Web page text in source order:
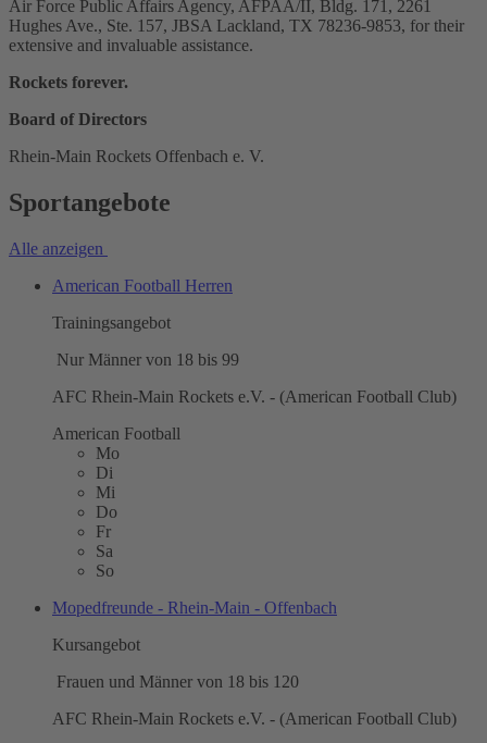
Air Force Public Affairs Agency, AFPAA/II, Bldg. 171, 2261
Hughes Ave., Ste. 157, JBSA Lackland, TX 78236-9853, for their
extensive and invaluable assistance.
Rockets forever.
Board of Directors
Rhein-Main Rockets Offenbach e. V.
Sportangebote
Alle anzeigen
American Football Herren
Trainingsangebot
Nur Männer von 18 bis 99
AFC Rhein-Main Rockets e.V. - (American Football Club)
American Football
Mo
Di
Mi
Do
Fr
Sa
So
Mopedfreunde - Rhein-Main - Offenbach
Kursangebot
Frauen und Männer von 18 bis 120
AFC Rhein-Main Rockets e.V. - (American Football Club)